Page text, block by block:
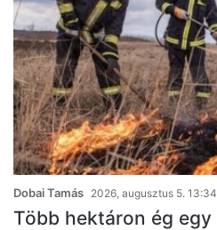
Dobai Tamás 2026, augusztus 5. 13:34
Több hektáron ég egy